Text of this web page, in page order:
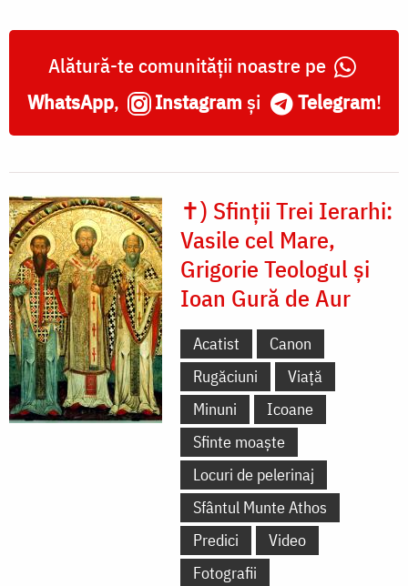
Alătură-te comunității noastre pe
WhatsApp, Instagram și Telegram!
✝) Sfinții Trei Ierarhi:
Vasile cel Mare,
Grigorie Teologul și
Ioan Gură de Aur
Acatist
Canon
Rugăciuni
Viață
Minuni
Icoane
Sfinte moaște
Locuri de pelerinaj
Sfântul Munte Athos
Predici
Video
Fotografii